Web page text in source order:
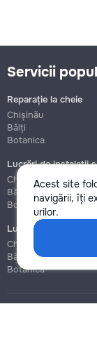
Acest site
navigării, îți
urilor.
Servicii
Reparație la cheie
Chișinău
Bălți
Botanica
Lucrări de instalații
Chișinău
Bălți
Botanica
Lucrări de
Chișinău
Bălți
Botanica